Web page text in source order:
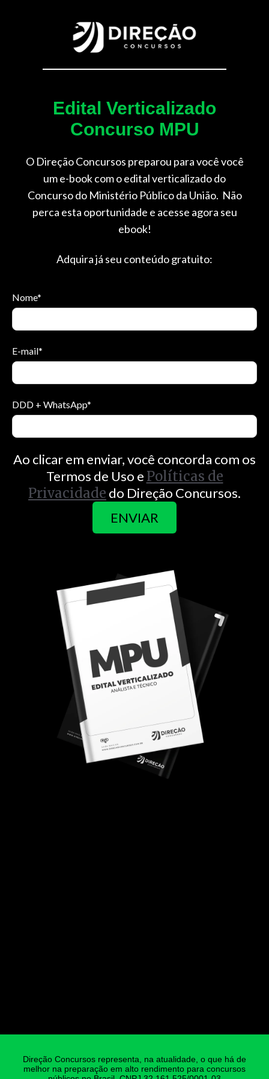
Edital Verticalizado
Concurso MPU
O Direção Concursos preparou para você você
um e-book com o edital verticalizado do
Concurso do Ministério Público da União. Não
perca esta oportunidade e acesse agora seu
ebook!
Adquira já seu conteúdo gratuito:
Nome*
E-mail*
DDD + WhatsApp*
Ao clicar em enviar, você concorda com os
Termos de Uso e Políticas de
Privacidade do Direção Concursos.
Direção Concursos representa, na atualidade, o que há de
melhor na preparação em alto rendimento para concursos